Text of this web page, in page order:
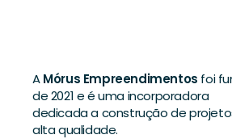
AMórus Empreendimentos foi
de 2021 e é uma incorporadora
dedicada a construção de
alta qualidade.